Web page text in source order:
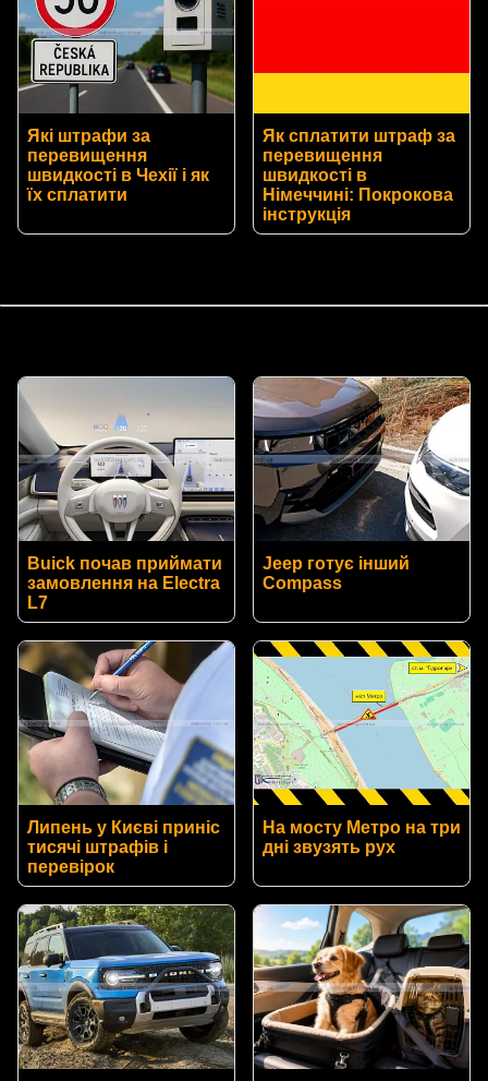
Які штрафи за
перевищення
швидкості в Чехії і як
їх сплатити
Як сплатити штраф за
перевищення
швидкості в
Німеччині: Покрокова
інструкція
Buick почав приймати
замовлення на Electra
L7
Jeep готує інший
Compass
Липень у Києві приніс
тисячі штрафів і
перевірок
На мосту Метро на три
дні звузять рух